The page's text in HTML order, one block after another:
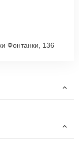
Фонтанки, 136